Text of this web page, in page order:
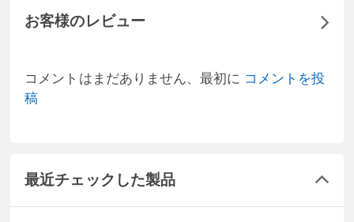
お客様のレビュー
コメントはまだありません、最初に コメントを投
稿
最近チェックした製品